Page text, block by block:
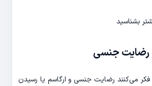
بشناسید
و رضایت جنسی
فکر می‌کنند رضایت جنسی و ارگاسم یا رسیدن